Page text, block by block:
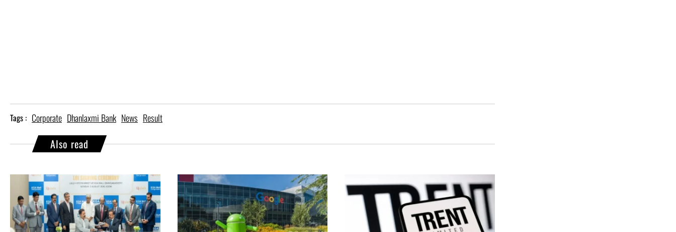
Tags : Corporate Dhanlaxmi Bank News Result
Also read